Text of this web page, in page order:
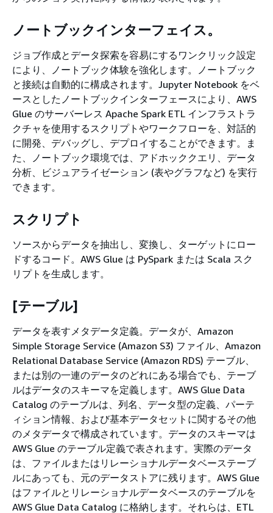
ノートブックインターフェイス。
ジョブ作成とデータ探索を容易にするワンクリック設定
により、ノートブック体験を強化します。ノートブック
と接続は自動的に構成されます。Jupyter Notebook をベ
ースとしたノートブックインターフェースにより、AWS
Glue のサーバーレス Apache Spark ETL インフラストラ
クチャを使用するスクリプトやワークフローを、対話的
に開発、デバッグし、デプロイすることができます。ま
た、ノートブック環境では、アドホッククエリ、データ
分析、ビジュアライゼーション (表やグラフなど) を実行
できます。
スクリプト
ソースからデータを抽出し、変換し、ターゲットにロー
ドするコード。AWS Glue は PySpark または Scala スク
リプトを生成します。
[テーブル]
データを表すメタデータ定義。データが、Amazon
Simple Storage Service (Amazon S3) ファイル、Amazon
Relational Database Service (Amazon RDS) テーブル、
または別の一連のデータのどれにある場合でも、テーブ
ルはデータのスキーマを定義します。AWS Glue Data
Catalog のテーブルは、列名、データ型の定義、パーテ
ィション情報、および基本データセットに関するその他
のメタデータで構成されています。データのスキーマは
AWS Glue のテーブル定義で表されます。実際のデータ
は、ファイルまたはリレーショナルデータベーステーブ
ルにあっても、元のデータストアに残ります。AWS Glue
はファイルとリレーショナルデータベースのテーブルを
AWS Glue Data Catalog に格納します。それらは、ETL